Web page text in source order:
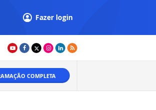
Fazer login
COMPLETA